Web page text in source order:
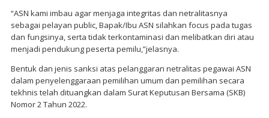
“ASN kami imbau agar menjaga integritas dan netralitasnya
sebagai pelayan public, Bapak/Ibu ASN silahkan focus pada tugas
dan fungsinya, serta tidak terkontaminasi dan melibatkan diri atau
menjadi pendukung peserta pemilu,”jelasnya.
Bentuk dan jenis sanksi atas pelanggaran netralitas pegawai ASN
dalam penyelenggaraan pemilihan umum dan pemilihan secara
tekhnis telah dituangkan dalam Surat Keputusan Bersama (SKB)
Nomor 2 Tahun 2022.